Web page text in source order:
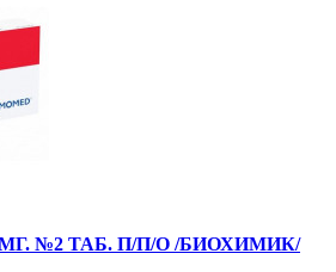
№2 ТАБ. П/П/О /БИОХИМИК/